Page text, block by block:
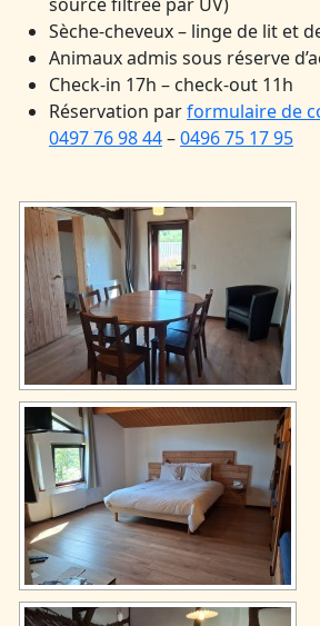
Sèche-cheveux – linge de lit et
Animaux admis sous réserve
Check-in 17h – check-out 11h
Réservation parformulaire de
0497 76 98 44–0496 75 17 95